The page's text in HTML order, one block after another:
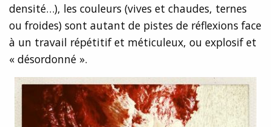
densité…), les couleurs (vives et chaudes, ternes
ou froides) sont autant de pistes de réflexions face
à un travail répétitif et méticuleux, ou explosif et
« désordonné ».